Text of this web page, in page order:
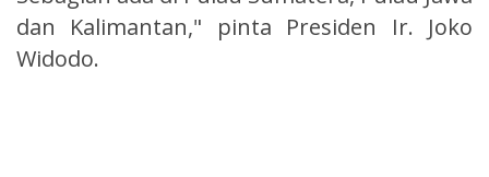
dan Kalimantan," pinta Presiden Ir. Joko
Widodo.